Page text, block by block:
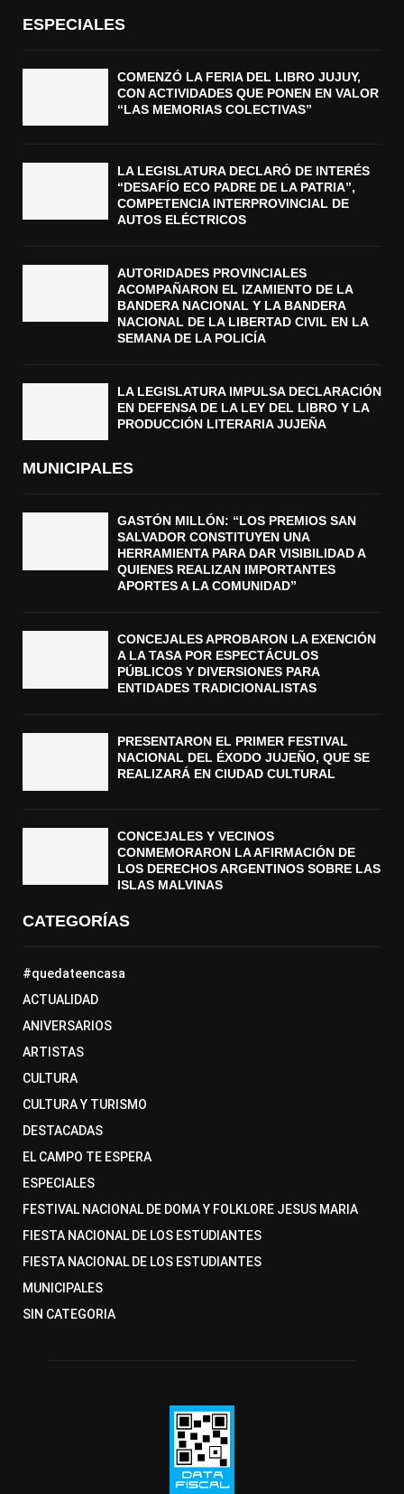
ESPECIALES
COMENZÓ LA FERIA DEL LIBRO JUJUY,
CON ACTIVIDADES QUE PONEN EN VALOR
“LAS MEMORIAS COLECTIVAS”
LA LEGISLATURA DECLARÓ DE INTERÉS
“DESAFÍO ECO PADRE DE LA PATRIA”,
COMPETENCIA INTERPROVINCIAL DE
AUTOS ELÉCTRICOS
AUTORIDADES PROVINCIALES
ACOMPAÑARON EL IZAMIENTO DE LA
BANDERA NACIONAL Y LA BANDERA
NACIONAL DE LA LIBERTAD CIVIL EN LA
SEMANA DE LA POLICÍA
LA LEGISLATURA IMPULSA DECLARACIÓN
EN DEFENSA DE LA LEY DEL LIBRO Y LA
PRODUCCIÓN LITERARIA JUJEÑA
MUNICIPALES
GASTÓN MILLÓN: “LOS PREMIOS SAN
SALVADOR CONSTITUYEN UNA
HERRAMIENTA PARA DAR VISIBILIDAD A
QUIENES REALIZAN IMPORTANTES
APORTES A LA COMUNIDAD”
CONCEJALES APROBARON LA EXENCIÓN
A LA TASA POR ESPECTÁCULOS
PÚBLICOS Y DIVERSIONES PARA
ENTIDADES TRADICIONALISTAS
PRESENTARON EL PRIMER FESTIVAL
NACIONAL DEL ÉXODO JUJEÑO, QUE SE
REALIZARÁ EN CIUDAD CULTURAL
CONCEJALES Y VECINOS
CONMEMORARON LA AFIRMACIÓN DE
LOS DERECHOS ARGENTINOS SOBRE LAS
ISLAS MALVINAS
CATEGORÍAS
#quedateencasa
ACTUALIDAD
ANIVERSARIOS
ARTISTAS
CULTURA
CULTURA Y TURISMO
DESTACADAS
EL CAMPO TE ESPERA
ESPECIALES
FESTIVAL NACIONAL DE DOMA Y FOLKLORE JESUS MARIA
FIESTA NACIONAL DE LOS ESTUDIANTES
FIESTA NACIONAL DE LOS ESTUDIANTES
MUNICIPALES
SIN CATEGORIA